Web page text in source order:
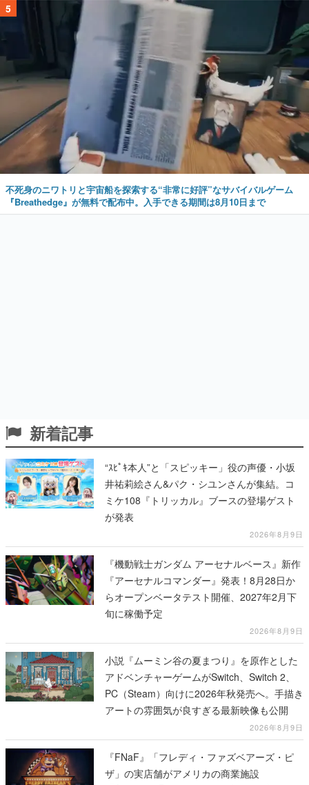
5
不死身のニワトリと宇宙船を探索する“非常に好評”なサバイバルゲーム
『Breathedge』が無料で配布中。入手できる期間は8月10日まで
新着記事
“ｽﾋﾟｷ本人”と「スピッキー」役の声優・小坂
井祐莉絵さん&パク・シユンさんが集結。コ
ミケ108『トリッカル』ブースの登場ゲスト
が発表
2026年8月9日
『機動戦士ガンダム アーセナルベース』新作
『アーセナルコマンダー』発表！8月28日か
らオープンベータテスト開催、2027年2月下
旬に稼働予定
2026年8月9日
小説『ムーミン谷の夏まつり』を原作とした
アドベンチャーゲームがSwitch、Switch 2、
PC（Steam）向けに2026年秋発売へ。手描き
アートの雰囲気が良すぎる最新映像も公開
2026年8月9日
『FNaF』「フレディ・ファズベアーズ・ピ
ザ」の実店舗がアメリカの商業施設